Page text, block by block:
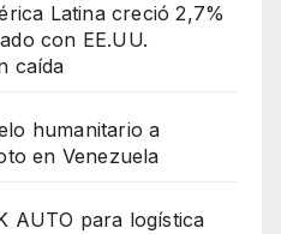
Latina creció 2,7%
con EE.UU.
caída
humanitario a
en Venezuela
AUTO para logística